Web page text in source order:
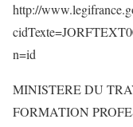
http://
n=id
MINISTERE DU
FORMATION